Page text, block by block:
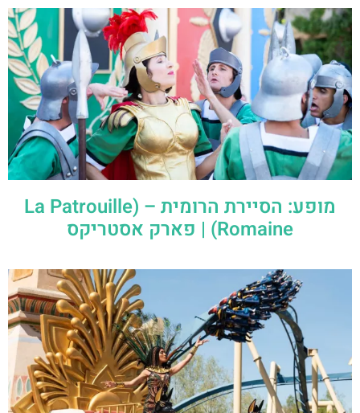
מופע: הסיירת הרומית – (La Patrouille
Romaine) | פארק אסטריקס